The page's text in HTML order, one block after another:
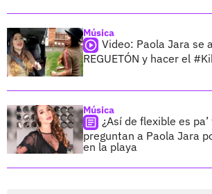
Música
Video: Paola Jara se
REGUETÓN y hacer el
Música
¿Así de flexible es
preguntan a Paola Jara
en la playa